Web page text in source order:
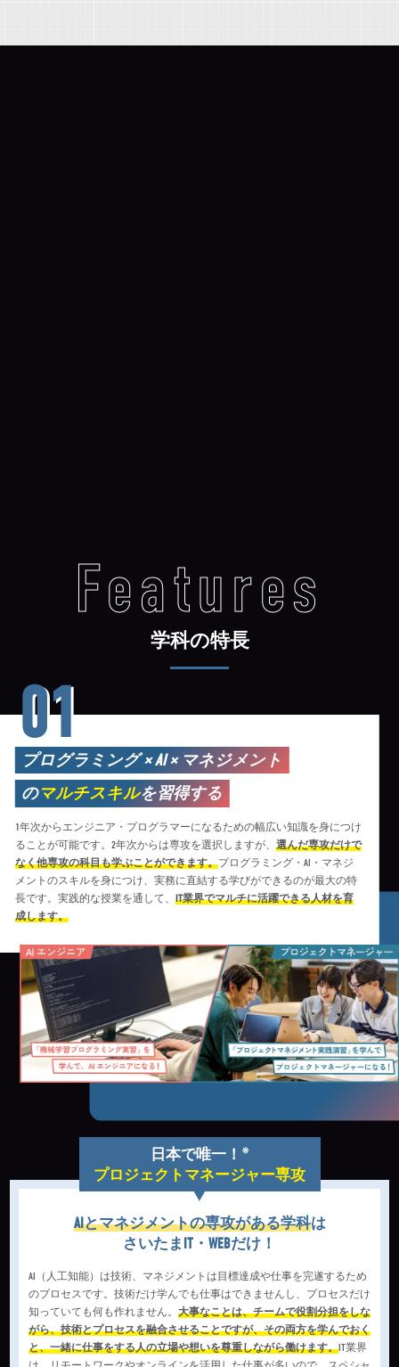
Features
学科の特長
01
プログラミング × AI × マネジメント
のマルチスキルを習得する
1年次からエンジニア・プログラマーになるための幅広い知識を身につけ
ることが可能です。2年次からは専攻を選択しますが、選んだ専攻だけで
なく他専攻の科目も学ぶことができます。プログラミング・AI・マネジ
メントのスキルを身につけ、実務に直結する学びができるのが最大の特
長です。実践的な授業を通して、IT業界でマルチに活躍できる人材を育
成します。
日本で唯一！ ※
プロジェクトマネージャー専攻
AIとマネジメントの専攻がある学科は
さいたまIT・WEBだけ！
AI（人工知能）は技術、マネジメントは目標達成や仕事を完遂するため
のプロセスです。技術だけ学んでも仕事はできませんし、プロセスだけ
知っていても何も作れません。 大事なことは、チームで役割分担をしな
がら、技術とプロセスを融合させることですが、その両方を学んでおく
と、一緒に仕事をする人の立場や想いを尊重しながら働けます。IT業界